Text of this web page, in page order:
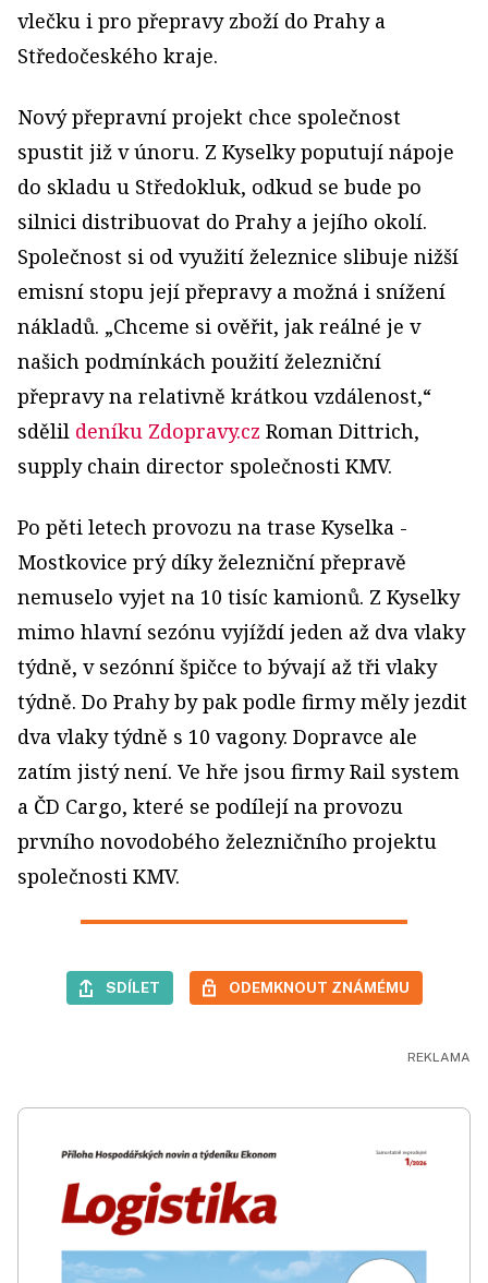
vlečku i pro přepravy zboží do Prahy a
Středočeského kraje.
Nový přepravní projekt chce společnost
spustit již v únoru. Z Kyselky poputují nápoje
do skladu u Středokluk, odkud se bude po
silnici distribuovat do Prahy a jejího okolí.
Společnost si od využití železnice slibuje nižší
emisní stopu její přepravy a možná i snížení
nákladů. „Chceme si ověřit, jak reálné je v
našich podmínkách použití železniční
přepravy na relativně krátkou vzdálenost,“
sdělil deníku Zdopravy.cz Roman Dittrich,
supply chain director společnosti KMV.
Po pěti letech provozu na trase Kyselka -
Mostkovice prý díky železniční přepravě
nemuselo vyjet na 10 tisíc kamionů. Z Kyselky
mimo hlavní sezónu vyjíždí jeden až dva vlaky
týdně, v sezónní špičce to bývají až tři vlaky
týdně. Do Prahy by pak podle firmy měly jezdit
dva vlaky týdně s 10 vagony. Dopravce ale
zatím jistý není. Ve hře jsou firmy Rail system
a ČD Cargo, které se podílejí na provozu
prvního novodobého železničního projektu
společnosti KMV.
SDÍLET ODEMKNOUT ZNÁMÉMU